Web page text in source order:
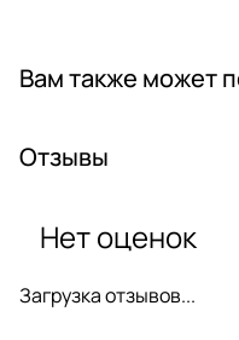
Вам также может
Отзывы
Загрузка отзывов...
Нет оценок